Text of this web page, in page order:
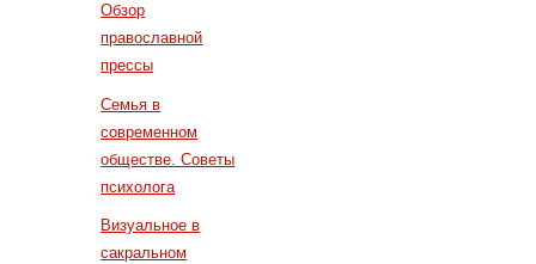
Обзор
православной
прессы
Семья в
современном
обществе. Советы
психолога
Визуальное в
сакральном